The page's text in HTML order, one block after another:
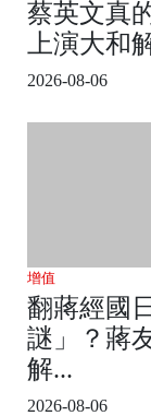
蔡英文真
上演大
2026-08-06
增值
翻蔣經國
謎」？蔣
解...
2026-08-06